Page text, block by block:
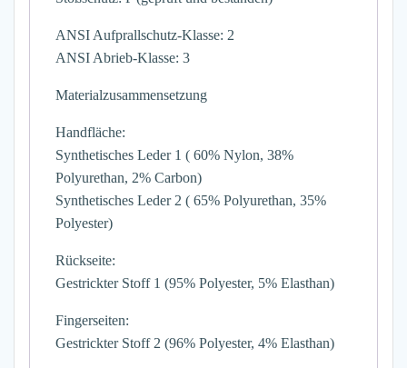
ANSI Aufprallschutz-Klasse: 2
ANSI Abrieb-Klasse: 3
Materialzusammensetzung
Handfläche:
Synthetisches Leder 1 ( 60% Nylon, 38%
Polyurethan, 2% Carbon)
Synthetisches Leder 2 ( 65% Polyurethan, 35%
Polyester)
Rückseite:
Gestrickter Stoff 1 (95% Polyester, 5% Elasthan)
Fingerseiten:
Gestrickter Stoff 2 (96% Polyester, 4% Elasthan)